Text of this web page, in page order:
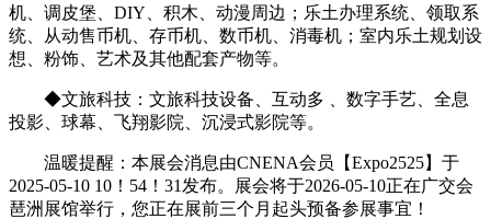
机、调皮堡、DIY、积木、动漫周边；乐土办理系统、领取系
统、从动售币机、存币机、数币机、消毒机；室内乐土规划设
想、粉饰、艺术及其他配套产物等。
◆文旅科技：文旅科技设备、互动多 、数字手艺、全息
投影、球幕、飞翔影院、沉浸式影院等。
温暖提醒：本展会消息由CNENA会员【Expo2525】于
2025-05-10 10！54！31发布。展会将于2026-05-10正在广交会
琶洲展馆举行，您正在展前三个月起头预备参展事宜！